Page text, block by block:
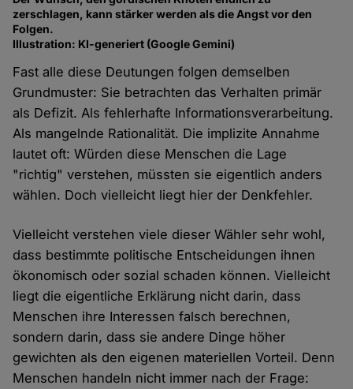
zerschlagen, kann stärker werden als die Angst vor den
Folgen.
Illustration: KI-generiert (Google Gemini)
Fast alle diese Deutungen folgen demselben
Grundmuster: Sie betrachten das Verhalten primär
als Defizit. Als fehlerhafte Informationsverarbeitung.
Als mangelnde Rationalität. Die implizite Annahme
lautet oft: Würden diese Menschen die Lage
"richtig" verstehen, müssten sie eigentlich anders
wählen. Doch vielleicht liegt hier der Denkfehler.
Vielleicht verstehen viele dieser Wähler sehr wohl,
dass bestimmte politische Entscheidungen ihnen
ökonomisch oder sozial schaden können. Vielleicht
liegt die eigentliche Erklärung nicht darin, dass
Menschen ihre Interessen falsch berechnen,
sondern darin, dass sie andere Dinge höher
gewichten als den eigenen materiellen Vorteil. Denn
Menschen handeln nicht immer nach der Frage: